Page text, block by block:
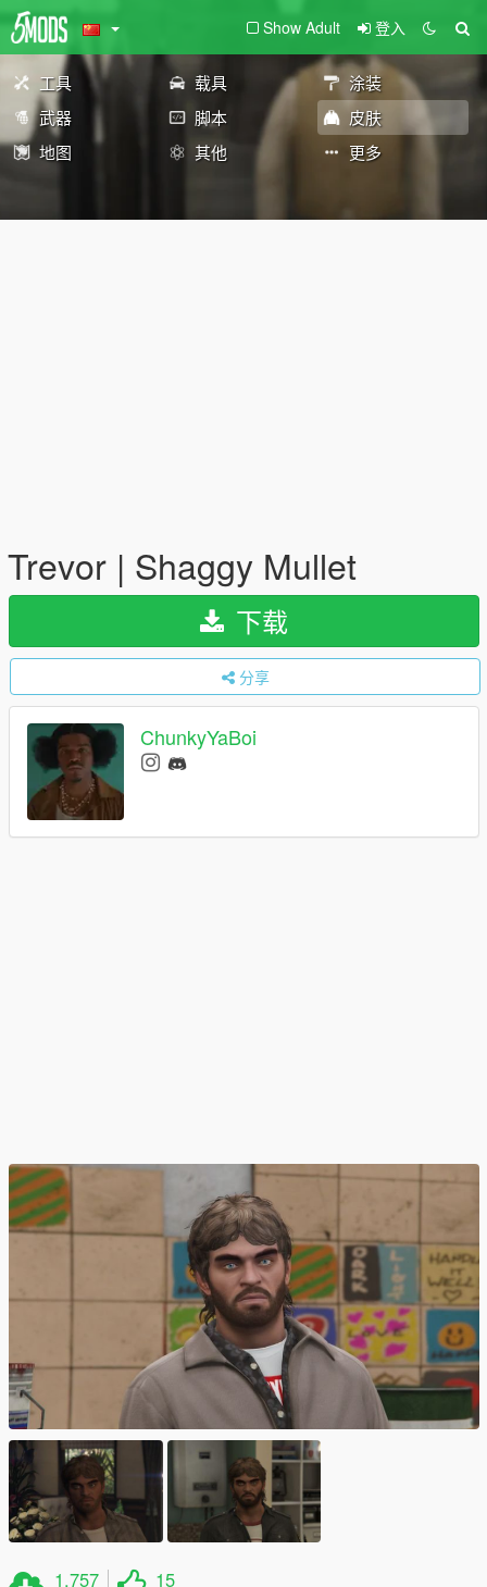
Show Adult 登入
工具 载具
涂装
武器
脚本
皮肤
地图
其他 更多
Trevor | Shaggy Mullet
下载
分享
ChunkyYaBoi
1,757 15